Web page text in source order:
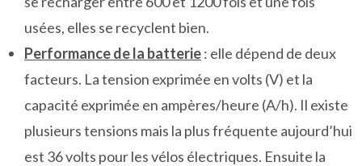
usées, elles se recyclent bien.
Performance de la batterie: elle dépend de deux
facteurs. La tension exprimée en volts (V) et la
capacité exprimée en ampères/heure (A/h). Il existe
plusieurs tensions mais la plus fréquente aujourd’hui
est 36 volts pour les vélos électriques. Ensuite la